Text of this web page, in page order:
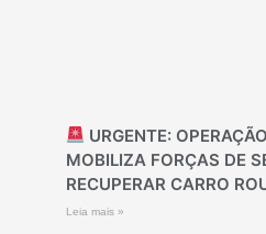
URGENTE:
MOBILIZA FORÇAS DE
RECUPERAR CARRO
Leia mais »